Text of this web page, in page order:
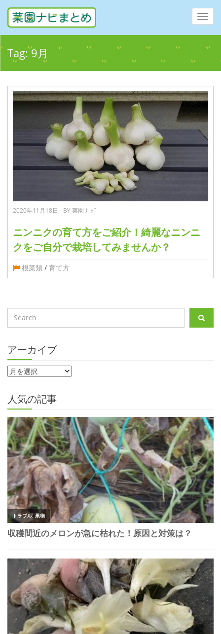
Tag:9月
2020年11月18日 - BY 菜園ナビ
ニンニクの育て方をご紹介！綺麗なニンニ
クをご自分で栽培してみませんか？
根菜類 / 育て方
アーカイブ
人気の記事